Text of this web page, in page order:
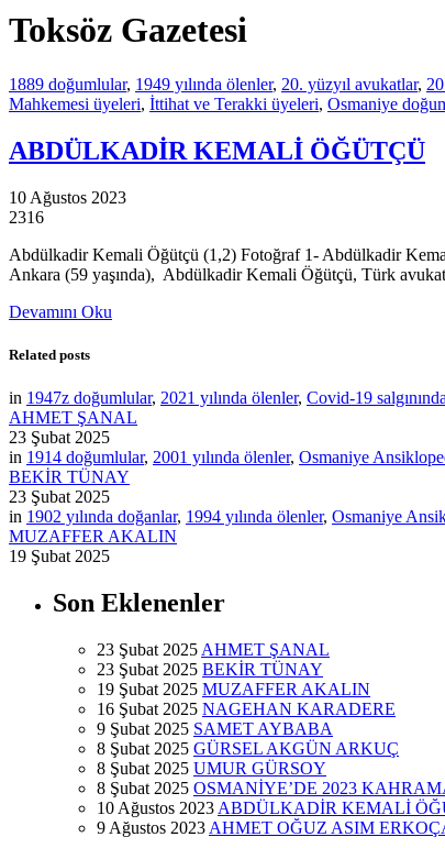
Toksöz Gazetesi
1889 doğumlular, 1949 yılında ölenler, 20. yüzyıl avukatlar,
Mahkemesi üyeleri, İttihat ve Terakki üyeleri, Osmaniye
ABDÜLKADİR KEMALİ ÖĞÜTÇÜ
10 Ağustos 2023
2316
Abdülkadir Kemali Öğütçü (1,2) Fotoğraf 1- Abdülkadir
Ankara (59 yaşında), Abdülkadir Kemali Öğütçü, Türk
Devamını Oku
Related posts
in 1947z doğumlular, 2021 yılında ölenler, Covid-19
AHMET ŞANAL
23 Şubat 2025
in 1914 doğumlular, 2001 yılında ölenler, Osmaniye
BEKİR TÜNAY
23 Şubat 2025
in 1902 yılında doğanlar, 1994 yılında ölenler, Osmaniye
MUZAFFER AKALIN
19 Şubat 2025
Son Eklenenler
23 Şubat 2025 AHMET ŞANAL
23 Şubat 2025 BEKİR TÜNAY
19 Şubat 2025 MUZAFFER AKALIN
16 Şubat 2025 NAGEHAN KARADERE
9 Şubat 2025 SAMET AYBABA
8 Şubat 2025 GÜRSEL AKGÜN ARKUÇ
8 Şubat 2025 UMUR GÜRSOY
8 Şubat 2025 OSMANİYE’DE 2023
10 Ağustos 2023 ABDÜLKADİR KEMALİ
9 Ağustos 2023 AHMET OĞUZ ASIM